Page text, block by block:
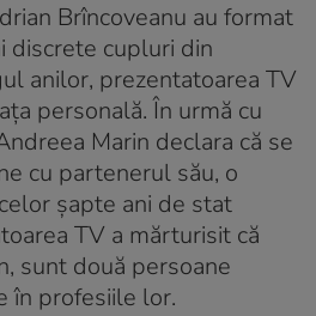
Brîncoveanu au format
discrete cupluri din
anilor, prezentatoarea TV
personală. În urmă cu
Marin declara că se
cu partenerul său, o
şapte ani de stat
TV a mărturisit că
sunt două persoane
în profesiile lor.